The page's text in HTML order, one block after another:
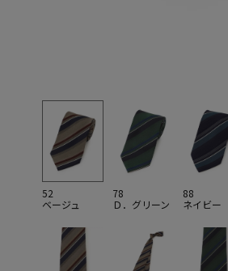
52
ベージュ
78
Ｄ．グリーン
88
ネイビー